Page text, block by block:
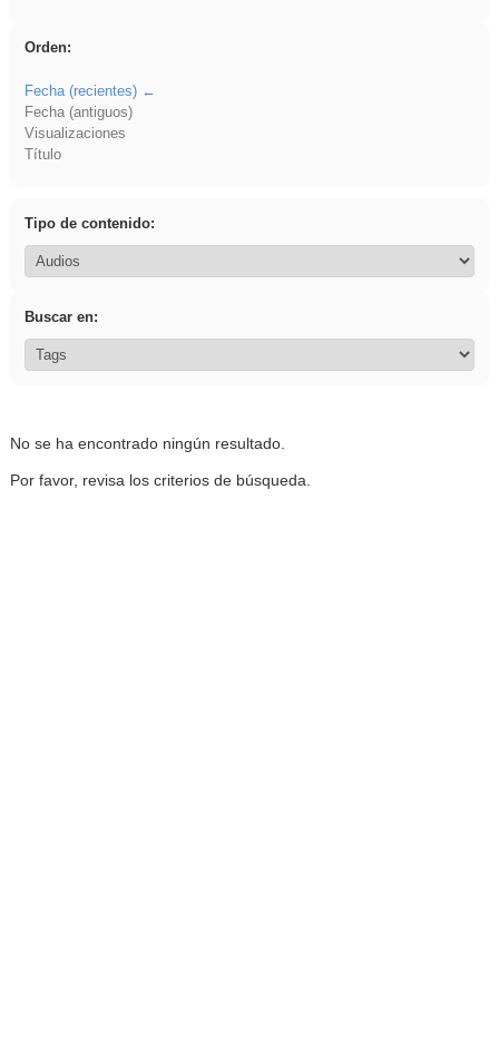
Orden:
Fecha (recientes)
Fecha (antiguos)
Visualizaciones
Título
Tipo de contenido:
Buscar en:
No se ha encontrado ningún resultado.
Por favor, revisa los criterios de búsqueda.